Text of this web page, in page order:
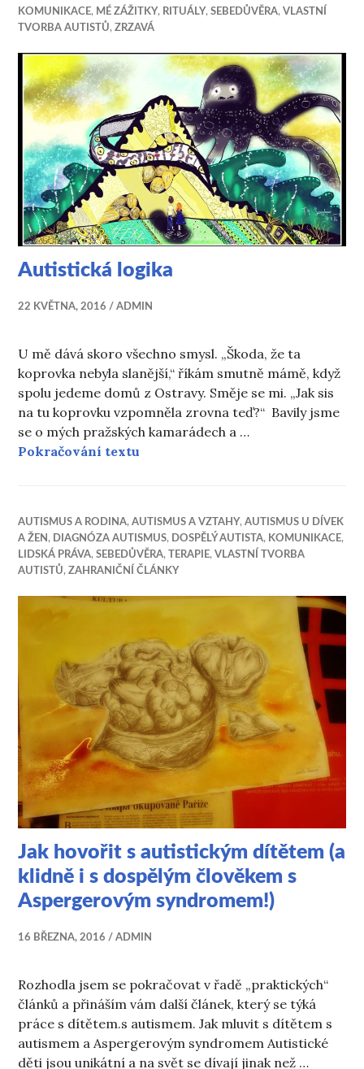
KOMUNIKACE, MÉ ZÁŽITKY, RITUÁLY,SEBEDŮVĚRA,VLASTNÍ
TVORBA AUTISTŮ,ZRZAVÁ
Autistická logika
22 KVĚTNA, 2016 ADMIN
U mě dává skoro všechno smysl. „Škoda, že ta
koprovka nebyla slanější,“ říkám smutně mámě, když
spolu jedeme domů z Ostravy. Směje se mi. „Jak sis
na tu koprovku vzpomněla zrovna teď?“ Bavily jsme
se o mých pražských kamarádech a …
Pokračování textu
AUTISMUS A RODINA,AUTISMUS A VZTAHY,AUTISMUS U DÍVEK
A ŽEN , DIAGNÓZA AUTISMUS, DOSPĚLÝ AUTISTA, KOMUNIKACE,
LIDSKÁ PRÁVA,SEBEDŮVĚRA, TERAPIE, VLASTNÍ TVORBA
AUTISTŮ,ZAHRANIČNÍ ČLÁNKY
Jak hovořit s autistickým dítětem (a
klidně i s dospělým člověkem s
Aspergerovým syndromem!)
16 BŘEZNA, 2016 ADMIN
Rozhodla jsem se pokračovat v řadě „praktických“
článků a přináším vám další článek, který se týká
práce s dítětem.s autismem. Jak mluvit s dítětem s
autismem a Aspergerovým syndromem Autistické
děti jsou unikátní a na svět se dívají jinak než …